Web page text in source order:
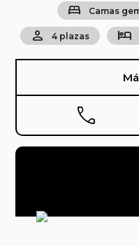
bed Camas
person 4 plazas hotel
phone